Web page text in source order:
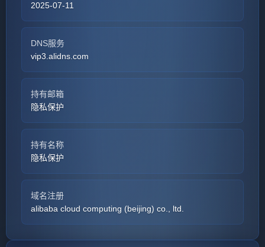
2025-07-11
DNS服务
vip3.alidns.com
持有邮箱
隐私保护
持有名称
隐私保护
域名注册
alibaba cloud computing (beijing) co., ltd.